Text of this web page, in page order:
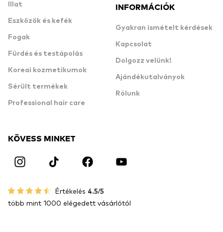
Illat
Eszközök és kefék
Fogak
Fürdés és testápolás
Koreai kozmetikumok
Sérült termékek
Professional hair care
INFORMÁCIÓK
Gyakran ismételt kérdések
Kapcsolat
Dolgozz velünk!
Ajándékutalványok
Rólunk
KÖVESS MINKET
Értékelés 4.5/5
több mint 1000 elégedett vásárlótól